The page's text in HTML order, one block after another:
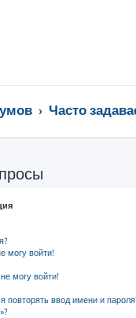
Часто
могу войти!
могу войти!
повторять ввод имени и